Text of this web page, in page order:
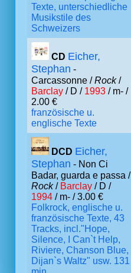
Texte, unterschiedliche
Musikstile des
Schweizers
CD Eicher,
Stephan -
Carcassonne /Rock/
Barclay / D / 1993 / m- /
2.00 €
französische u.
englische Texte
DCD Eicher,
Stephan - Non Ci
Badar, guarda e passa /
Rock/ Barclay / D /
1994 / m- / 3.00 €
Folkrock, englische u.
französische Texte, 43
Tracks, incl."Hope,
Silence, I Can`t Help,
Riviere, Chanson Blue,
Dijan`s Waltz" usw. 131